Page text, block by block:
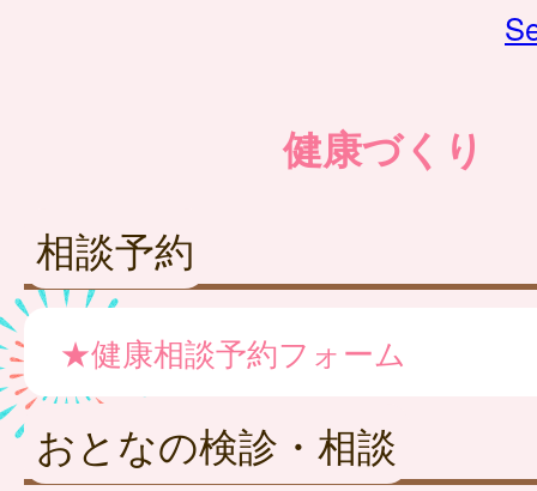
健康づくり
相談予約
★健康相談予約フォーム
おとなの検診・相談